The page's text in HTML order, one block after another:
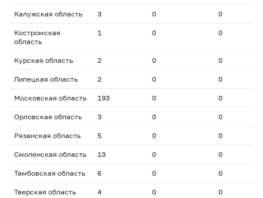
Калужская область 3 0 0
Костромская
область
1 0 0
Курская область 2 0 0
Липецкая область 2 0 0
Московская область 193 0 0
Орловская область 3 0 0
Рязанская область 5 0 0
Смоленская область 13 0 0
Тамбовская область 6 0 0
Тверская область 4 0 0